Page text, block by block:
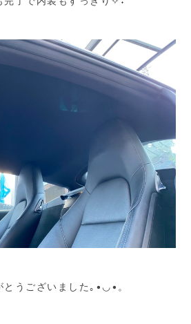
とうございました｡•◡•。